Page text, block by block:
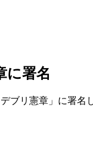
に署名
ブリ憲章」に署